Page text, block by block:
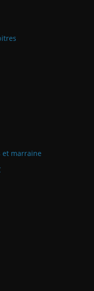
et marraine